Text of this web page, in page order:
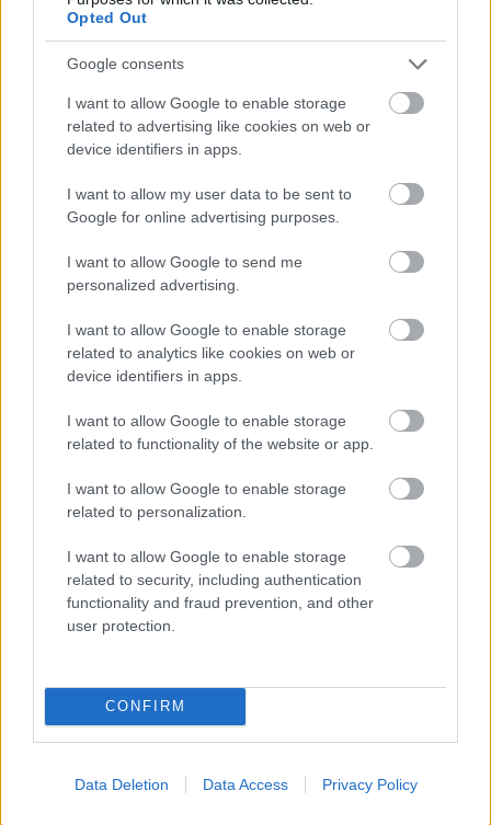
Opted Out
Google consents
I want to allow Google to enable storage
related to advertising like cookies on web or
device identifiers in apps.
I want to allow my user data to be sent to
Google for online advertising purposes.
I want to allow Google to send me
personalized advertising.
I want to allow Google to enable storage
related to analytics like cookies on web or
device identifiers in apps.
I want to allow Google to enable storage
related to functionality of the website or app.
I want to allow Google to enable storage
related to personalization.
I want to allow Google to enable storage
related to security, including authentication
functionality and fraud prevention, and other
user protection.
CONFIRM
Data Deletion Data Access Privacy Policy
Uniós források: íme a teendők, amelyek a
pénzek érkezéséhez még szükségesek
Minden idők legjövedelmezőbbje és
legdrágábbja volt az amerikai foci vb -
HÍREK 2026. júl. 20.
Mi lett Alain Delon vagyonával? Adóhatósági
csavar a sztoriban